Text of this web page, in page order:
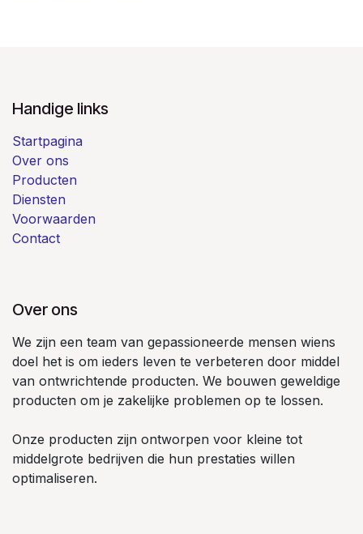
Handige links
Startpagina
Over ons
Producten
Diensten
Voorwaarden
Contact
Over ons
We zijn een team van gepassioneerde mensen wiens
doel het is om ieders leven te verbeteren door middel
van ontwrichtende producten. We bouwen geweldige
producten om je zakelijke problemen op te lossen.
Onze producten zijn ontworpen voor kleine tot
middelgrote bedrijven die hun prestaties willen
optimaliseren.